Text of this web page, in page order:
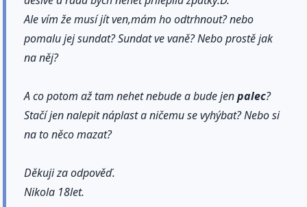
Ale vím že musí jít ven,mám ho odtrhnout? nebo
pomalu jej sundat? Sundat ve vaně? Nebo prostě jak
na něj?
A co potom až tam nehet nebude a bude jenpalec?
Stačí jen nalepit náplast a ničemu se vyhýbat? Nebo si
na to něco mazat?
Děkuji za odpověď.
Nikola 18let.